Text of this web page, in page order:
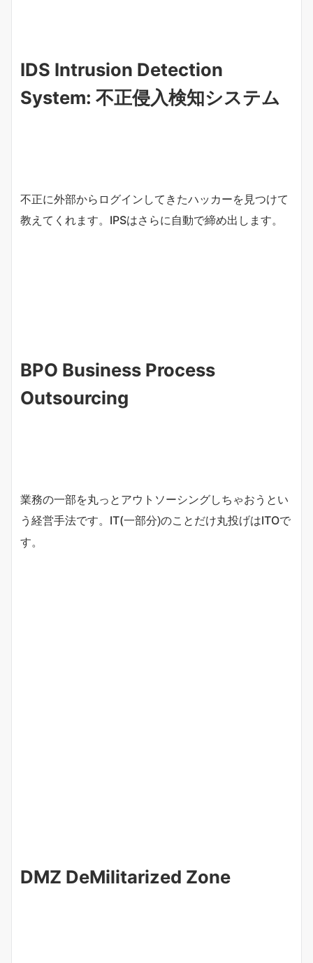
IDS Intrusion Detection
System: 不正侵入検知システム
不正に外部からログインしてきたハッカーを見つけて
教えてくれます。IPSはさらに自動で締め出します。
BPO Business Process
Outsourcing
業務の一部を丸っとアウトソーシングしちゃおうとい
う経営手法です。IT(一部分)のことだけ丸投げはITOで
す。
DMZ DeMilitarized Zone